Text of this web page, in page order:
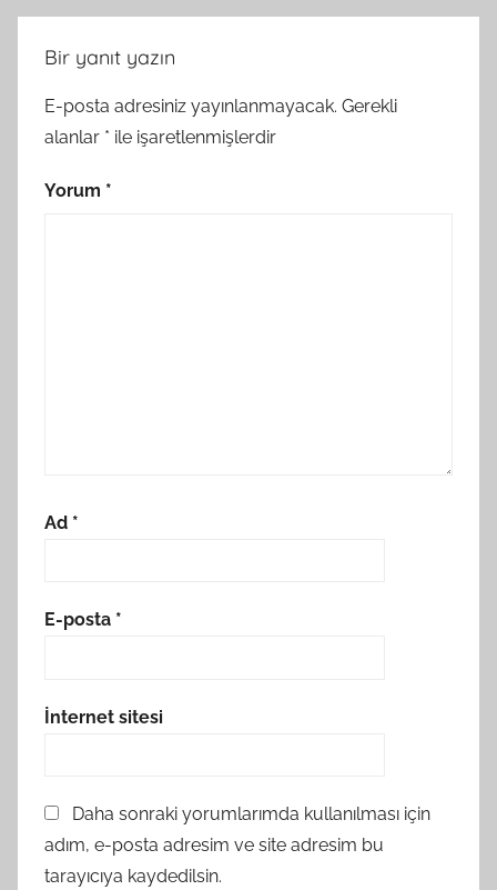
Bir yanıt yazın
E-posta adresiniz yayınlanmayacak. Gerekli
alanlar * ile işaretlenmişlerdir
Yorum *
Ad *
E-posta *
İnternet sitesi
Daha sonraki yorumlarımda kullanılması için
adım, e-posta adresim ve site adresim bu
tarayıcıya kaydedilsin.